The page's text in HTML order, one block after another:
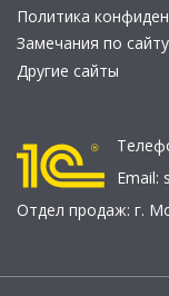
Политика
Замечания по сайту
Другие сайты
Email:
Отдел продаж: г.